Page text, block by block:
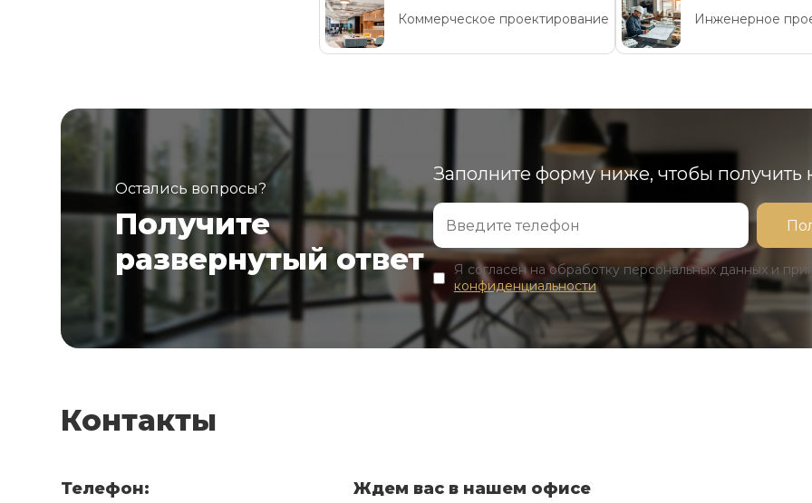
Коммерческое проектирование Инженерное
Остались вопросы?
Получите
развернутый ответ
Заполните форму ниже, чтобы получить
Я согласен на обработку персональных данных и
конфиденциальности
Контакты
Телефон: Ждем вас в нашем офисе